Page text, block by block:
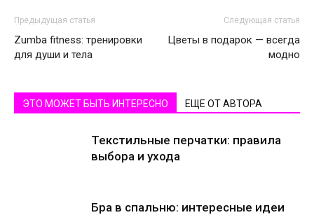
Предыдущая статья
Zumba fitness: тренировки
для души и тела
Следующая статья
Цветы в подарок — всегда
модно
ЭТО МОЖЕТ БЫТЬ ИНТЕРЕСНО ЕЩЕ ОТ АВТОРА
Текстильные перчатки: правила
выбора и ухода
Бра в спальню: интересные идеи